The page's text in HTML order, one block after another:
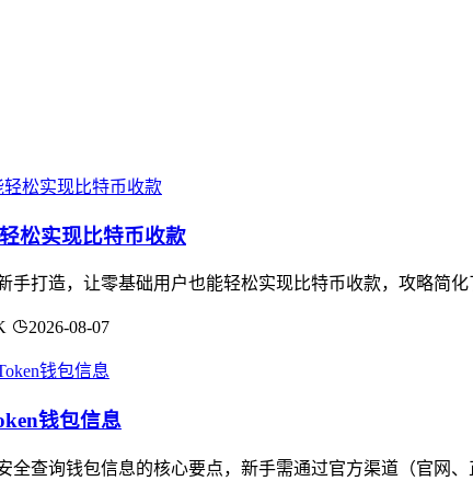
松实现比特币收款
手打造，让零基础用户也能轻松实现比特币收款，攻略简
2026-08-07
钱包信息
全查询钱包信息的核心要点，新手需通过官方渠道（官网